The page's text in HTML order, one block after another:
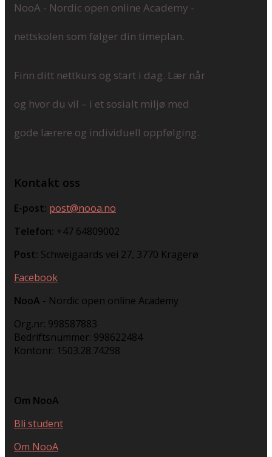
NooA - Nordic open online Academy -
nettskolen som følger din timeplan.
Finn ditt nettkurs og start i dag. Lær når
og hvor du vil – i et sosialt miljø med
gode lærere og individuell oppfølging.
Kontakt oss
E-post: post@nooa.no
Telefon: +47 64809002
Post: Schweigaards vei 27, 3770 Kragerø
Facebook
NooA - Nordic open online Academy
Org.nr: 998587883
Bedriftsnummer: 998622484
Kontonr: 1503.28.74298
Om NooA
Bli student
Om NooA